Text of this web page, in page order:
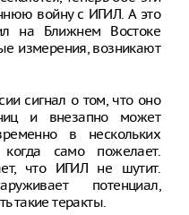
войну с ИГИЛ. А это
на Ближнем Востоке
измерения, возникают
сигнал о том, что оно
и внезапно может
в нескольких
само пожелает.
что ИГИЛ не шутит.
потенциал,
такие теракты.